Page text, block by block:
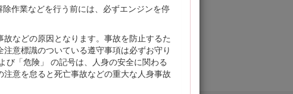
作業などを行う前には、必ずエンジンを停
などの原因となります。事故を防止するた
意標識のついている遵守事項は必ずお守り
び「危険」 の記号は、人身の安全に関わる
意を怠ると死亡事故などの重大な人身事故